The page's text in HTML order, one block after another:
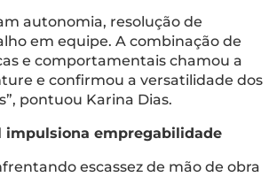
autonomia, resolução de
em equipe. A combinação de
e comportamentais chamou a
e confirmou a versatilidade dos
pontuou Karina Dias.
impulsiona empregabilidade
escassez de mão de obra